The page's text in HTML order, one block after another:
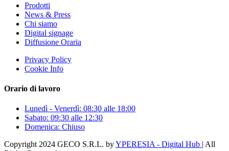
Prodotti
News & Press
Chi siamo
Digital signage
Diffusione Oraria
Privacy Policy
Cookie Info
Orario di lavoro
Lunedì - Venerdì: 08:30 alle 18:00
Sabato: 09:30 alle 12:30
Domenica: Chiuso
Copyright 2024 GECO S.R.L. byYPERESIA - Digital Hub | All